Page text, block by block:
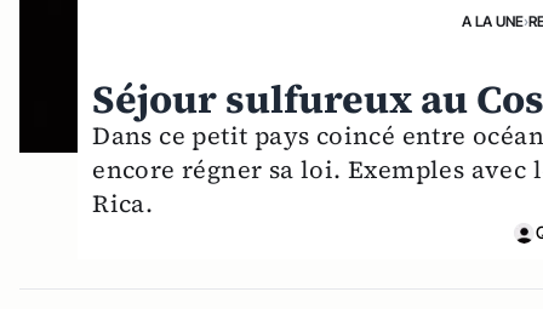
A LA UNE›
Séjour sulfureux au
Dans ce petit pays coincé entre
encore régner sa loi. Exemples avec
Rica.